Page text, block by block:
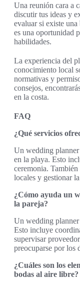
Una reunión cara a
discutir tus ideas y
evaluar si existe
es una oportunidad
habilidades.
La experiencia del
conocimiento local
normativas y
consejos,
en la costa.
FAQ
¿Qué servicios
Un wedding planner
en la playa. Esto
ceremonia. También
locales y gestionar
¿Cómo ayuda un
la pareja?
Un wedding planner
Esto incluye
supervisar
preocuparse por los
¿Cuáles son los
bodas al aire libre?